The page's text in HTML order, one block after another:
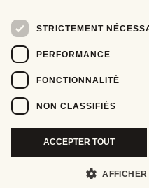
STRICTEMENT
PERFORMANCE
FONCTIONNALITÉ
NON CLASSIFIÉS
ACCEPTER TOUT